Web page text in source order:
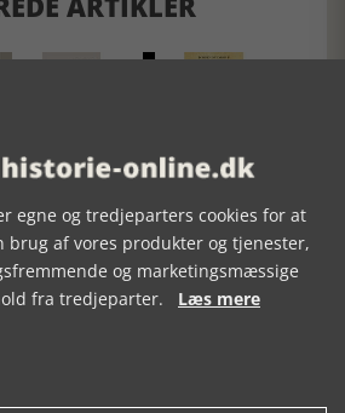
HERTUGDØMMET
KONGELIGE
MORD I
MIDDELALDEREN
egne og tredjeparters cookies for at
brug af vores produkter og tjenester,
og marketingsmæssige
fra tredjeparter. Læs mere